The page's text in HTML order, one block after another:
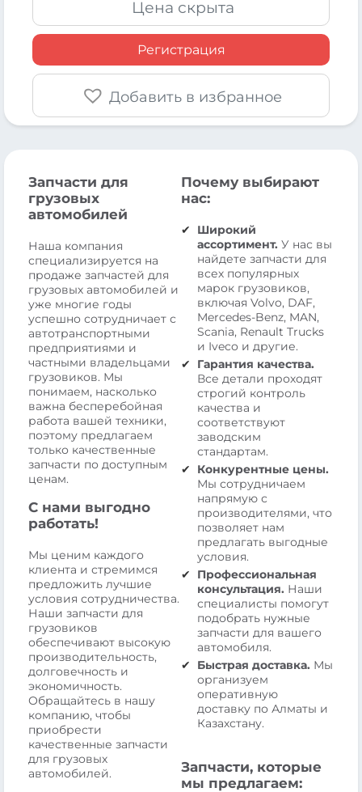
Цена скрыта
Регистрация
Добавить в избранное
Запчасти для
грузовых
автомобилей
Наша компания
специализируется на
продаже запчастей для
грузовых автомобилей и
уже многие годы
успешно сотрудничает с
автотранспортными
предприятиями и
частными владельцами
грузовиков. Мы
понимаем, насколько
важна бесперебойная
работа вашей техники,
поэтому предлагаем
только качественные
запчасти по доступным
ценам.
С нами выгодно
работать!
Мы ценим каждого
клиента и стремимся
предложить лучшие
условия сотрудничества.
Наши запчасти для
грузовиков
обеспечивают высокую
производительность,
долговечность и
экономичность.
Обращайтесь в нашу
компанию, чтобы
приобрести
качественные запчасти
для грузовых
автомобилей.
Почему выбирают
нас:
Широкий
ассортимент. У нас вы
найдете запчасти для
всех популярных
марок грузовиков,
включая Volvo, DAF,
Mercedes-Benz, MAN,
Scania, Renault Trucks
и Iveco и другие.
Гарантия качества.
Все детали проходят
строгий контроль
качества и
соответствуют
заводским
стандартам.
Конкурентные цены.
Мы сотрудничаем
напрямую с
производителями, что
позволяет нам
предлагать выгодные
условия.
Профессиональная
консультация. Наши
специалисты помогут
подобрать нужные
запчасти для вашего
автомобиля.
Быстрая доставка. Мы
организуем
оперативную
доставку по Алматы и
Казахстану.
Запчасти, которые
мы предлагаем: